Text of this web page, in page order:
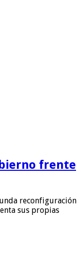
frente
reconfiguración
sus propias